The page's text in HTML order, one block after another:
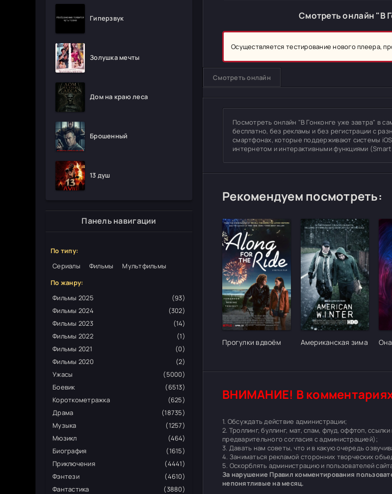
Гиперзвук
Золушка мечты
Дом на краю леса
Брошенный
13 душ
Панель навигации
По типу:
Сериалы
Фильмы
Мультфильмы
По жанру:
Фильмы 2025
(93)
Фильмы 2024
(302)
Фильмы 2023
(14)
Фильмы 2022
(1)
Фильмы 2021
(0)
Фильмы 2020
(2)
Ужасы
(5000)
Боевик
(6513)
Короткометражка
(625)
Драма
(18735)
Музыка
(1257)
Мюзикл
(464)
Биография
(1615)
Приключения
(4441)
Фэнтези
(4610)
Фантастика
(3880)
Смотреть онлайн "В
Осуществляется тестирование нового плеера,
Смотреть онлайн
Посмотреть онлайн "В Гонконге уже завтра" в
бесплатно, без рекламы и без регистрации с
смартфонах, которые поддерживают системы
интернетом и интерактивными функциями
Рекомендуем посмотреть:
[/xfgiven_cvh_poster_urlcvh_poster_url]
Прогулки вдвоём
[/
Американская зима
[/
ВНИМАНИЕ! В
1. Обсуждать действие администрации;
2. Троллинг, буллинг, мат, спам, флуд, оффтоп,
предварительного согласия с администрацией);
3. Давать нам советы, что и в какую очередь
4. Заниматься рекламой сторонних творческих
5. Оскорблять администрацию и пользователей
За нарушение Правил комментирования
непонятливые на месяц.